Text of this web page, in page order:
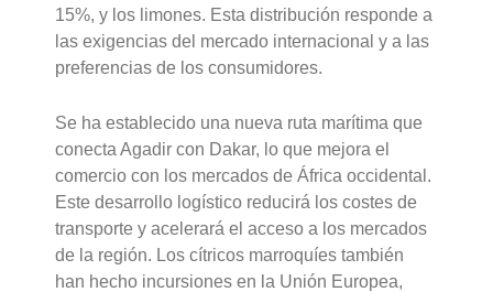
15%, y los limones. Esta distribución responde a
las exigencias del mercado internacional y a las
preferencias de los consumidores.
Se ha establecido una nueva ruta marítima que
conecta Agadir con Dakar, lo que mejora el
comercio con los mercados de África occidental.
Este desarrollo logístico reducirá los costes de
transporte y acelerará el acceso a los mercados
de la región. Los cítricos marroquíes también
han hecho incursiones en la Unión Europea,